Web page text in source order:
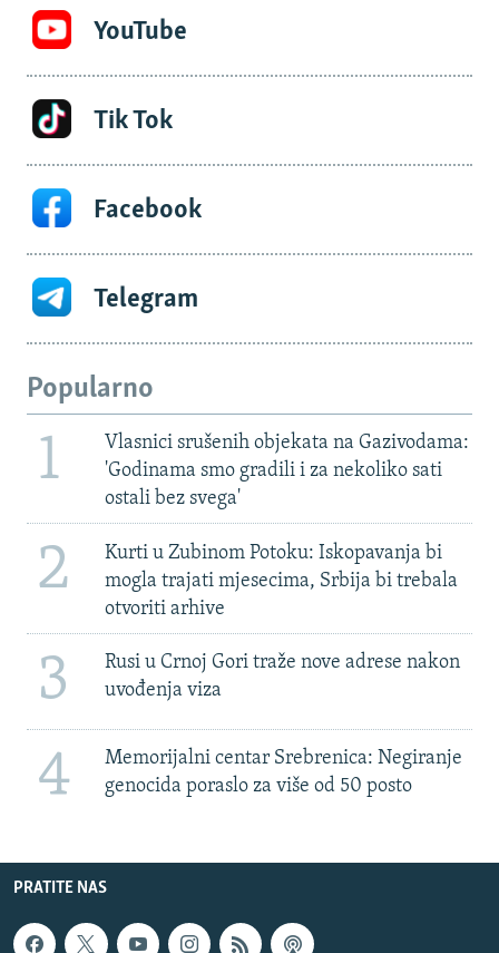
YouTube
Tik Tok
Facebook
Telegram
Popularno
1
Vlasnici srušenih objekata na Gazivodama:
'Godinama smo gradili i za nekoliko sati
ostali bez svega'
2
Kurti u Zubinom Potoku: Iskopavanja bi
mogla trajati mjesecima, Srbija bi trebala
otvoriti arhive
3
Rusi u Crnoj Gori traže nove adrese nakon
uvođenja viza
4
Memorijalni centar Srebrenica: Negiranje
genocida poraslo za više od 50 posto
PRATITE NAS